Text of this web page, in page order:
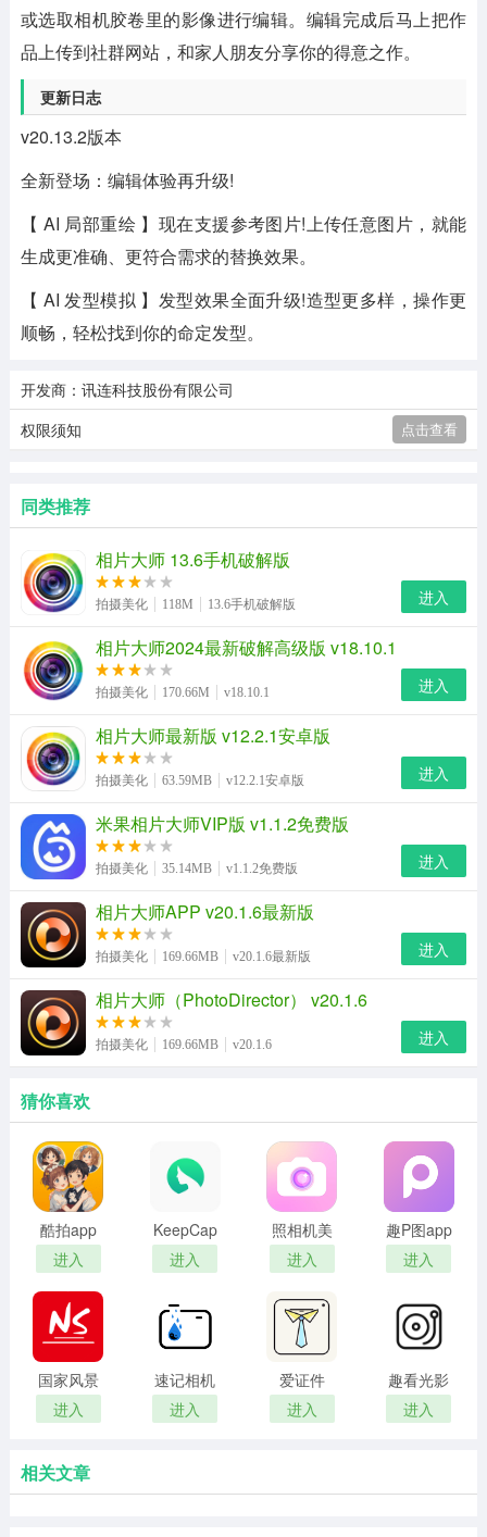
或选取相机胶卷里的影像进行编辑。编辑完成后马上把作
品上传到社群网站，和家人朋友分享你的得意之作。
更新日志
v20.13.2版本
全新登场：编辑体验再升级!
【 AI 局部重绘 】现在支援参考图片!上传任意图片，就能
生成更准确、更符合需求的替换效果。
【 AI 发型模拟 】发型效果全面升级!造型更多样，操作更
顺畅，轻松找到你的命定发型。
开发商：讯连科技股份有限公司
权限须知
点击查看
同类推荐
相片大师 13.6手机破解版
拍摄美化 118M 13.6手机破解版 进入
相片大师2024最新破解高级版 v18.10.1
拍摄美化 170.66M v18.10.1 进入
相片大师最新版 v12.2.1安卓版
拍摄美化 63.59MB v12.2.1安卓版 进入
米果相片大师VIP版 v1.1.2免费版
拍摄美化 35.14MB v1.1.2免费版 进入
相片大师APP v20.1.6最新版
拍摄美化 169.66MB v20.1.6最新版 进入
相片大师（PhotoDirector） v20.1.6
拍摄美化 169.66MB v20.1.6 进入
猜你喜欢
酷拍app
进入
KeepCap
相机
进入
照相机美
颜手机版
进入
趣P图app
进入
国家风景
进入
速记相机
进入
爱证件
进入
趣看光影
最新版
进入
相关文章